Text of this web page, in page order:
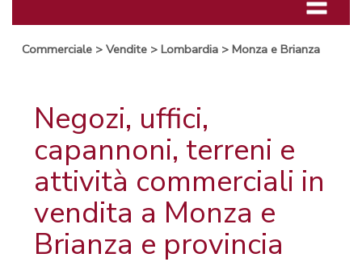
Commerciale > Vendite > Lombardia > Monza e Brianza
Negozi, uffici,
capannoni, terreni e
attività commerciali in
vendita a Monza e
Brianza e provincia